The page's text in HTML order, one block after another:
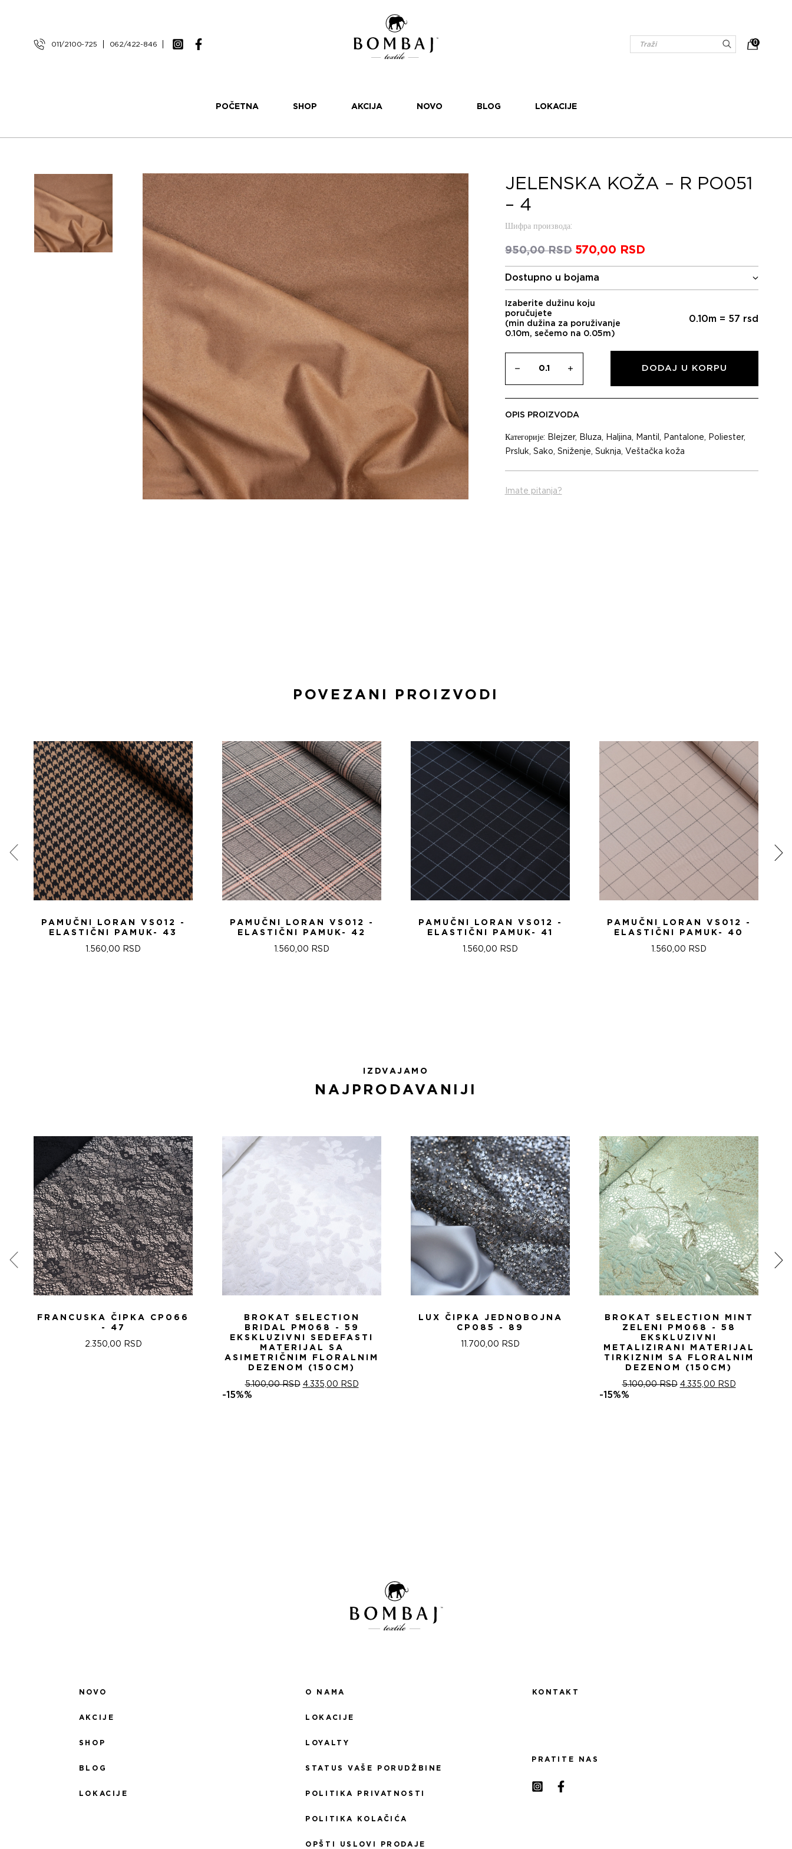
011/2100-725 062/422-846 0
POČETNA SHOP AKCIJA NOVO BLOG LOKACIJE
JELENSKA KOŽA – R PO051
– 4
Шифра производа:
950,00RSD Оригинална
је
била:
950,00 RSD.
570,00 RSDТренутна
570,00 RSD.
Dostupno u bojama
Izaberite dužinu koju
poručujete
(min dužina za poruživanje
0.10m, sečemo na 0.05m)
0.10m = 57 rsd
DODAJ U KORPU
OPIS PROIZVODA
Категорије: Blejzer, Bluza, Haljina, Mantil , Pantalone, Poliester,
Prsluk, Sako, Sniženje, Suknja, Veštačka koža
Imate pitanja?
POVEZANI PROIZVODI
PAMUČNI LORAN VS012 -
ELASTIČNI PAMUK- 43
1.560,00 RSD
PAMUČNI LORAN VS012 -
ELASTIČNI PAMUK- 42
1.560,00 RSD
PAMUČNI LORAN VS012 -
ELASTIČNI PAMUK- 41
1.560,00 RSD
PAMUČNI LORAN VS012 -
ELASTIČNI PAMUK- 40
1.560,00 RSD
IZDVAJAMO
NAJPRODAVANIJI
FRANCUSKA ČIPKA CP066
- 47
2.350,00 RSD
BROKAT SELECTION
BRIDAL PM068 - 59
EKSKLUZIVNI SEDEFASTI
MATERIJAL SA
ASIMETRIČNIM FLORALNIM
DEZENOM (150CM)
5.100,00RSD ОРИГИНАЛНА
4.335,00 RSDТРЕНУТНА
-15%%
LUX ČIPKA JEDNOBOJNA
CP085 - 89
11.700,00 RSD
BROKAT SELECTION MINT
ZELENI PM068 - 58
EKSKLUZIVNI
METALIZIRANI MATERIJAL
TIRKIZNIM SA FLORALNIM
DEZENOM (150CM)
5.100,00RSD ОРИГИНАЛНА
4.335,00 RSDТРЕНУТНА
-15%%
NOVO
AKCIJE
SHOP
BLOG
LOKACIJE
O NAMA
LOKACIJE
LOYALTY
STATUS VAŠE PORUDŽBINE
POLITIKA PRIVATNOSTI
POLITIKA KOLAČIĆA
OPŠTI USLOVI PRODAJE
KONTAKT
PRATITE NAS